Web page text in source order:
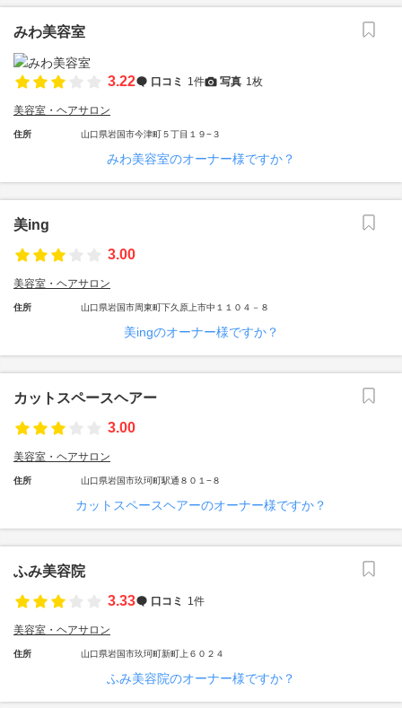
みわ美容室
3.22 口コミ 1件 写真 1枚
美容室・ヘアサロン
住所 山口県岩国市今津町５丁目１９−３
みわ美容室のオーナー様ですか？
美ing
3.00
美容室・ヘアサロン
住所 山口県岩国市周東町下久原上市中１１０４－８
美ingのオーナー様ですか？
カットスペースヘアー
3.00
美容室・ヘアサロン
住所 山口県岩国市玖珂町駅通８０１−８
カットスペースヘアーのオーナー様ですか？
ふみ美容院
3.33
口コミ 1件
美容室・ヘアサロン
住所 山口県岩国市玖珂町新町上６０２４
ふみ美容院のオーナー様ですか？